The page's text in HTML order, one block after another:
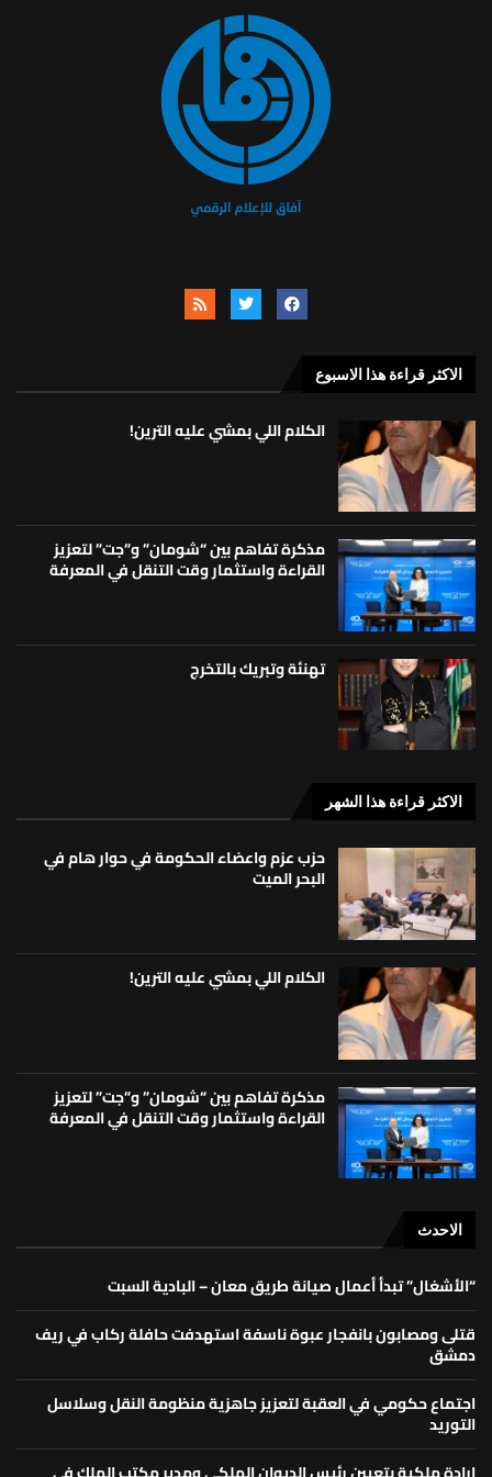
الاكثر قراءة هذا الاسبوع
الكلام اللي بمشي عليه الترين!
مذكرة تفاهم بين “شومان” و”جت” لتعزيز
القراءة واستثمار وقت التنقل في المعرفة
تهنئة وتبريك بالتخرج
الاكثر قراءة هذا الشهر
حزب عزم واعضاء الحكومة في حوار هام في
البحر الميت
الكلام اللي بمشي عليه الترين!
مذكرة تفاهم بين “شومان” و”جت” لتعزيز
القراءة واستثمار وقت التنقل في المعرفة
الاحدث
“الأشغال” تبدأ أعمال صيانة طريق معان – البادية السبت
قتلى ومصابون بانفجار عبوة ناسفة استهدفت حافلة ركاب في ريف
دمشق
اجتماع حكومي في العقبة لتعزيز جاهزية منظومة النقل وسلاسل
التوريد